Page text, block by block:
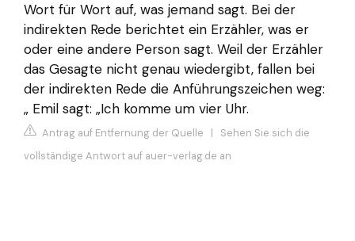
Wort für Wort auf, was jemand sagt. Bei der
indirekten Rede berichtet ein Erzähler, was er
oder eine andere Person sagt. Weil der Erzähler
das Gesagte nicht genau wiedergibt, fallen bei
der indirekten Rede die Anführungszeichen weg:
„ Emil sagt: „Ich komme um vier Uhr.
Antrag auf Entfernung der Quelle | Sehen Sie sich die
vollständige Antwort auf auer-verlag.de an